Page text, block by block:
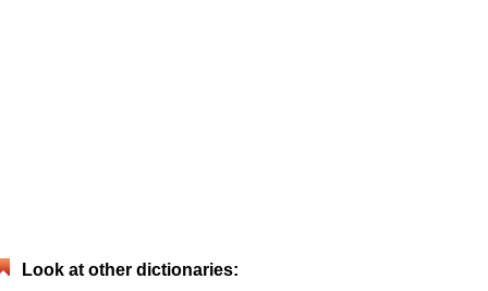
Look at other dictionaries: